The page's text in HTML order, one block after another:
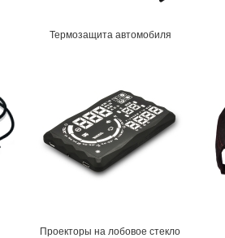
Термозащита автомобиля
Проекторы на лобовое стекло